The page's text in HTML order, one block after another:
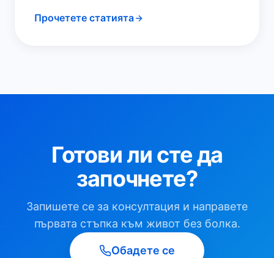
на инжектирането е…
Прочетете статията
Готови ли сте да
започнете?
Запишете се за консултация и направете
първата стъпка към живот без болка.
Обадете се